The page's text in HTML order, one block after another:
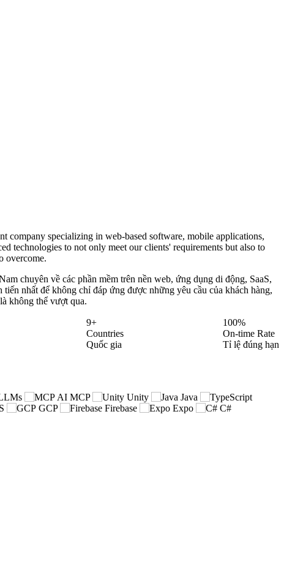
company specializing in web-based software, mobile applications,
technologies to not only meet our clients' requirements but also to
overcome.
chuyên về các phần mềm trên nền web, ứng dụng di động, SaaS,
nhất để không chỉ đáp ứng được những yêu cầu của khách hàng,
không thể vượt qua.
9+
Countries
Quốc gia
100%
On-time Rate
Tỉ lệ đúng hạn
AI MCP Unity
Java
GCP Firebase Expo
C#